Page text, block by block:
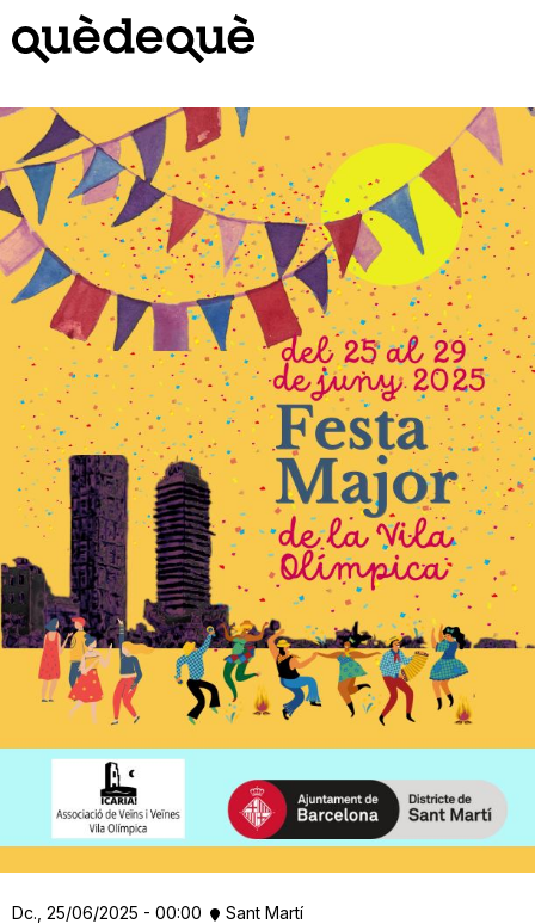
contingut
Dc., 25/06/2025 - 00:00 Sant Martí